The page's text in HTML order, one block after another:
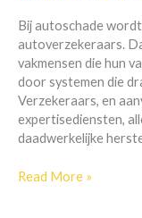
Bij autoschade
autoverzekeraars.
vakmensen die hun
door systemen die
Verzekeraars, en
expertisediensten,
daadwerkelijke
Read More »